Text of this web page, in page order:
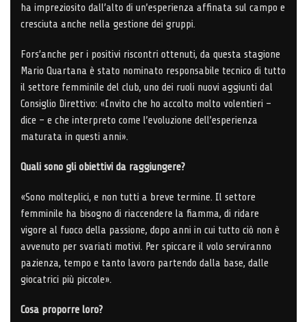
ha impreziosito dall’alto di un’esperienza affinata sul campo e
cresciuta anche nella gestione dei gruppi.
Fors’anche per i positivi riscontri ottenuti, da questa stagione
Mario Quartana è stato nominato responsabile tecnico di tutto
il settore femminile del club, uno dei ruoli nuovi aggiunti dal
Consiglio Direttivo: «Invito che ho accolto molto volentieri –
dice – e che interpreto come l’evoluzione dell’esperienza
maturata in questi anni».
Quali sono gli obiettivi da raggiungere?
«Sono molteplici, e non tutti a breve termine. Il settore
femminile ha bisogno di riaccendere la fiamma, di ridare
vigore al fuoco della passione, dopo anni in cui tutto ciò non è
avvenuto per svariati motivi. Per spiccare il volo serviranno
pazienza, tempo e tanto lavoro partendo dalla base, dalle
giocatrici più piccole».
Cosa proporre loro?